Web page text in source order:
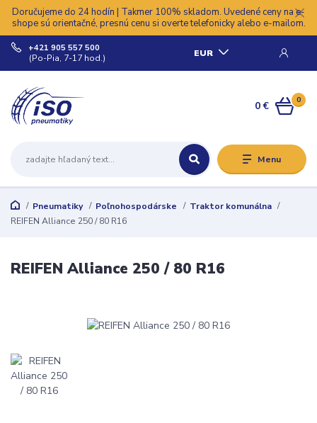
Doručujeme do 24 hodín | Takmer 100% skladom. Uvedené ceny na e-
shope sú orientačné, presnú cenu si overte telefonicky alebo e-mailom.
Menu
EUR
+421 905 557 500
(Po-Pia, 7-17 hod.)
0
0 €
Pneumatiky Poľnohospodárske
Traktor komunálna
REIFEN Alliance 250 / 80 R16
REIFEN Alliance 250 / 80 R16